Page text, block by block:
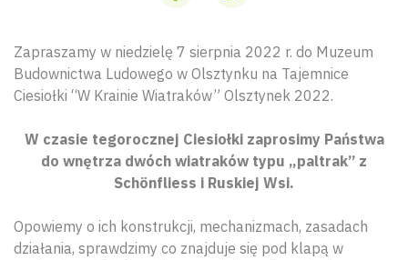
Zapraszamy w niedzielę 7 sierpnia 2022 r. do Muzeum
Budownictwa Ludowego w Olsztynku na Tajemnice
Ciesiołki “W Krainie Wiatraków” Olsztynek 2022.
W czasie tegorocznej Ciesiołki zaprosimy Państwa
do wnętrza dwóch wiatraków typu „paltrak” z
Schönfliess i Ruskiej Wsi.
Opowiemy o ich konstrukcji, mechanizmach, zasadach
działania, sprawdzimy co znajduje się pod klapą w